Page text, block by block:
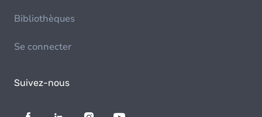
Bibliothèques
Se connecter
Suivez-nous